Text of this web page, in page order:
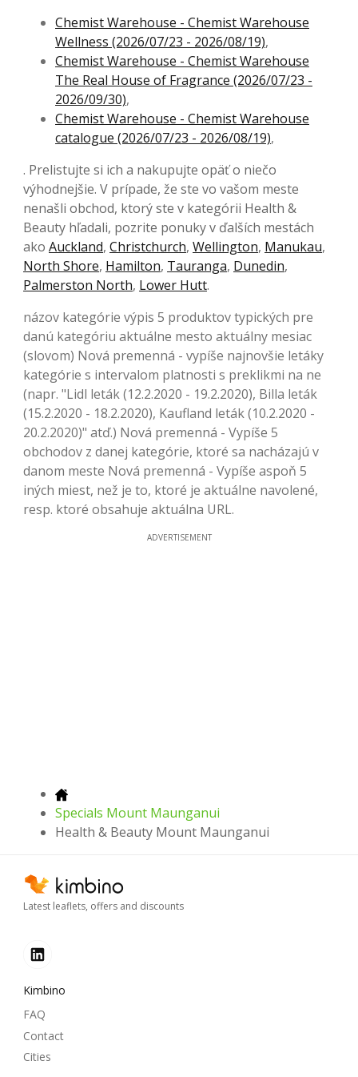
Chemist Warehouse - Chemist Warehouse
Wellness (2026/07/23 - 2026/08/19),
Chemist Warehouse - Chemist Warehouse
The Real House of Fragrance (2026/07/23 -
2026/09/30),
Chemist Warehouse - Chemist Warehouse
catalogue (2026/07/23 - 2026/08/19),
. Prelistujte si ich a nakupujte opäť o niečo
výhodnejšie. V prípade, že ste vo vašom meste
nenašli obchod, ktorý ste v kategórii Health &
Beauty hľadali, pozrite ponuky v ďalších mestách
ako Auckland, Christchurch, Wellington, Manukau,
North Shore, Hamilton, Tauranga, Dunedin,
Palmerston North, Lower Hutt.
názov kategórie výpis 5 produktov typických pre
danú kategóriu aktuálne mesto aktuálny mesiac
(slovom) Nová premenná - vypíše najnovšie letáky
kategórie s intervalom platnosti s preklikmi na ne
(napr. "Lidl leták (12.2.2020 - 19.2.2020), Billa leták
(15.2.2020 - 18.2.2020), Kaufland leták (10.2.2020 -
20.2.2020)" atď.) Nová premenná - Vypíše 5
obchodov z danej kategórie, ktoré sa nacházajú v
danom meste Nová premenná - Vypíše aspoň 5
iných miest, než je to, ktoré je aktuálne navolené,
resp. ktoré obsahuje aktuálna URL.
ADVERTISEMENT
Specials Mount Maunganui
Health & Beauty Mount Maunganui
Latest leaflets, offers and discounts
Kimbino
FAQ
Contact
Cities